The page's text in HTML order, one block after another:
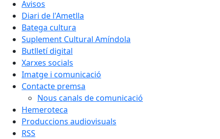
Avisos
Diari de l'Ametlla
Batega cultura
Suplement Cultural Amíndola
Butlletí digital
Xarxes socials
Imatge i comunicació
Contacte premsa
Nous canals de comunicació
Hemeroteca
Produccions audiovisuals
RSS